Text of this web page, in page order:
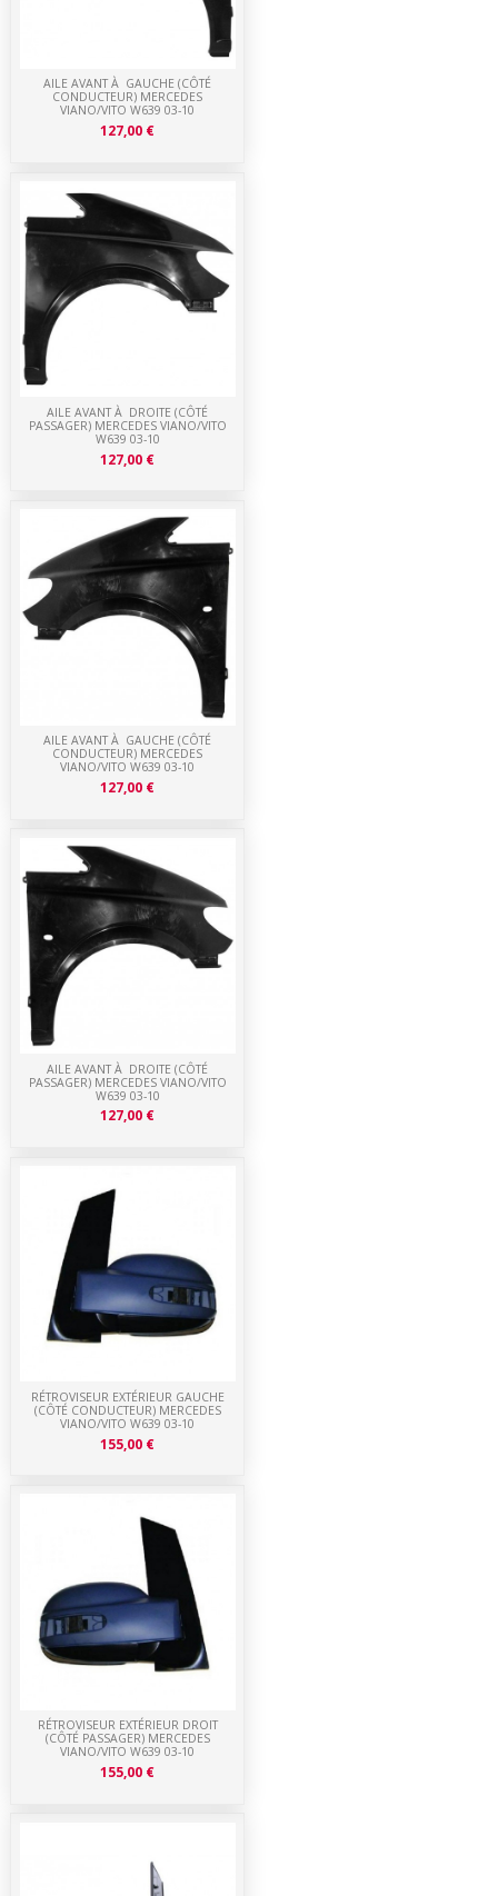
RÉTROVISEUR EXTÉRIEUR DROIT
(CÔTÉ PASSAGER) MERCEDES
VIANO/VITO W639 03-10
155,00 €
RÉTROVISEUR EXTÉRIEUR GAUCHE
(CÔTÉ CONDUCTEUR) MERCEDES
VIANO/VITO W639 03-10
155,00 €
AILE AVANT À DROITE (CÔTÉ
PASSAGER) MERCEDES VIANO/VITO
W639 03-10
127,00 €
AILE AVANT À GAUCHE (CÔTÉ
CONDUCTEUR) MERCEDES
VIANO/VITO W639 03-10
127,00 €
AILE AVANT À DROITE (CÔTÉ
PASSAGER) MERCEDES VIANO/VITO
W639 03-10
127,00 €
AILE AVANT À GAUCHE (CÔTÉ
CONDUCTEUR) MERCEDES
VIANO/VITO W639 03-10
127,00 €